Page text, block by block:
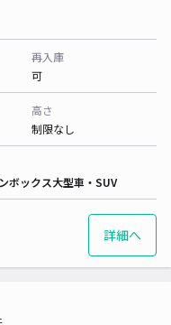
再入庫
可
高さ
制限なし
ボックス大型車・SUV
詳細へ